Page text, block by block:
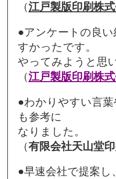
（江戸製版印刷株
●アンケートの良
すかったです。
やってみようと思
（江戸製版印刷株
●わかりやすい言
も参考に
なりました。
（有限会社天山堂
●早速会社で提案